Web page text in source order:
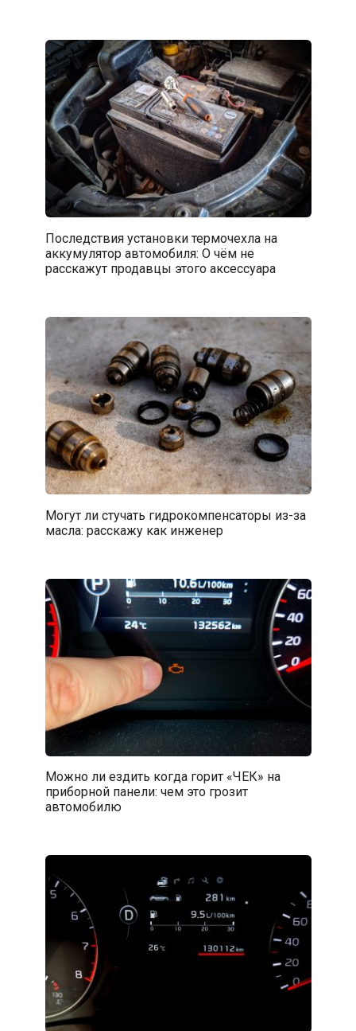
Последствия установки термочехла на
аккумулятор автомобиля: О чём не
расскажут продавцы этого аксессуара
Могут ли стучать гидрокомпенсаторы из-за
масла: расскажу как инженер
Можно ли ездить когда горит «ЧЕК» на
приборной панели: чем это грозит
автомобилю